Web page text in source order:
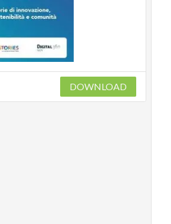
DOWNLOAD